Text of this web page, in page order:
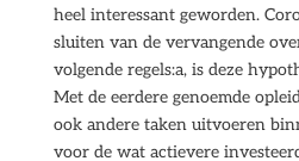
heel interessant geworden.
sluiten van de vervangende
volgende regels:a, is deze
Met de eerdere genoemde
ook andere taken uitvoeren
voor de wat actievere